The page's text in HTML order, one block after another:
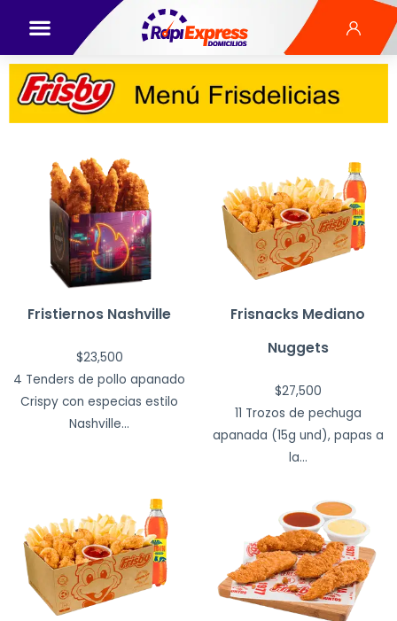
Fristiernos Nashville
$23,500
4 Tenders de pollo apanado
Crispy con especias estilo
Nashville...
Frisnacks Mediano
Nuggets
$27,500
11 Trozos de pechuga
apanada (15g und), papas a
la...